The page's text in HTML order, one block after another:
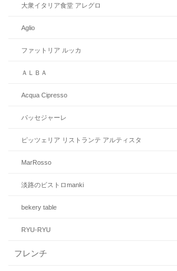
大衆イタリア食堂 アレグロ
Aglio
ファットリア ルッカ
ＡＬＢＡ
Acqua Cipresso
パッセジャーレ
ピッツェリア リストランテ アルティスタ
MarRosso
淡路のビストロmanki
bekery table
RYU-RYU
フレンチ